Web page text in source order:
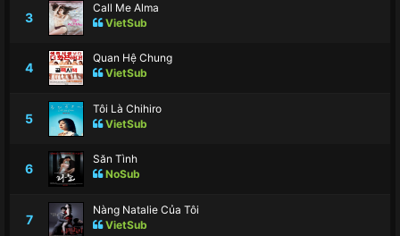
3
Call Me Alma
VietSub
4
Quan Hệ Chung
VietSub
5
Tôi Là Chihiro
VietSub
6
Săn Tình
NoSub
7
Nàng Natalie Của Tôi
VietSub